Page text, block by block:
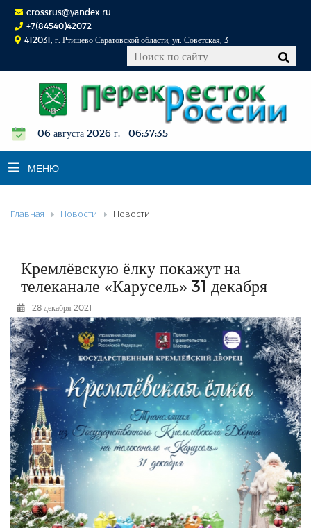
crossrus@yandex.ru
+7(84540)42072
412031, г. Ртищево Саратовской области, ул. Советская, 3
06 августа 2026 г. 06:37:36
МЕНЮ
НОВОСТИ
К СВЕДЕНИЮ
КОНКУРСЫ
ФОТОРЕПОРТАЖИ
РЕКЛАМОДАТЕЛЯМ
ОБЪЯВЛЕНИЯ
КОНТАКТЫ
Главная Новости Новости
Кремлёвскую ёлку покажут на
телеканале «Карусель» 31 декабря
28 декабря 2021